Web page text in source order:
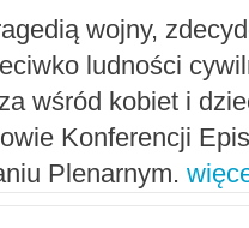
wojny,
ludności
wśród kobiet i
Konferencji
Plenarnym.